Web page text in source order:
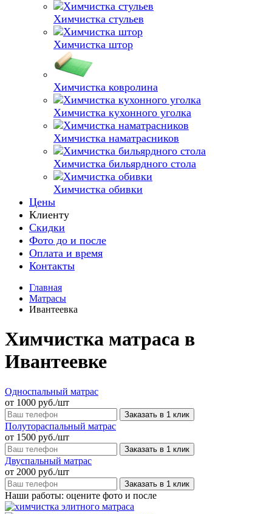
Химчистка стульев
Химчистка штор
Химчистка ковролина
Химчистка кухонного уголка
Химчистка наматрасников
Химчистка бильярдного стола
Химчистка обивки
Цены
Клиенту
Скидки
Фото до и после
Оплата и время
Контакты
Главная
Матрасы
Ивантеевка
Химчистка матраса в
Ивантеевке
Односпальный матрас
от 1000 руб./шт
Заказать в 1 клик
Полутораспальный матрас
от 1500 руб./шт
Заказать в 1 клик
Двуспальный матрас
от 2000 руб./шт
Заказать в 1 клик
Наши работы: оцените фото и после